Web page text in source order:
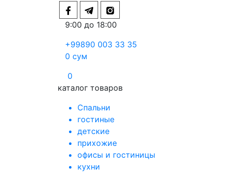
9:00 до 18:00
+99890 003 33 35
0 сум
0
каталог товаров
Спальни
гостиные
детские
прихожие
офисы и гостиницы
кухни